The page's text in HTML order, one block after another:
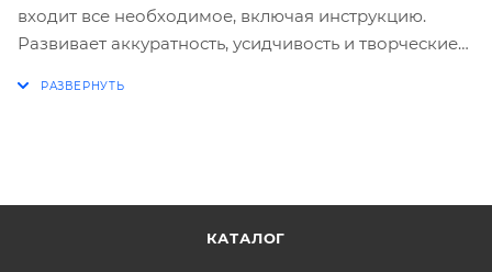
входит все необходимое, включая инструкцию.
Развивает аккуратность, усидчивость и творческие
Красный;
КАТАЛОГ